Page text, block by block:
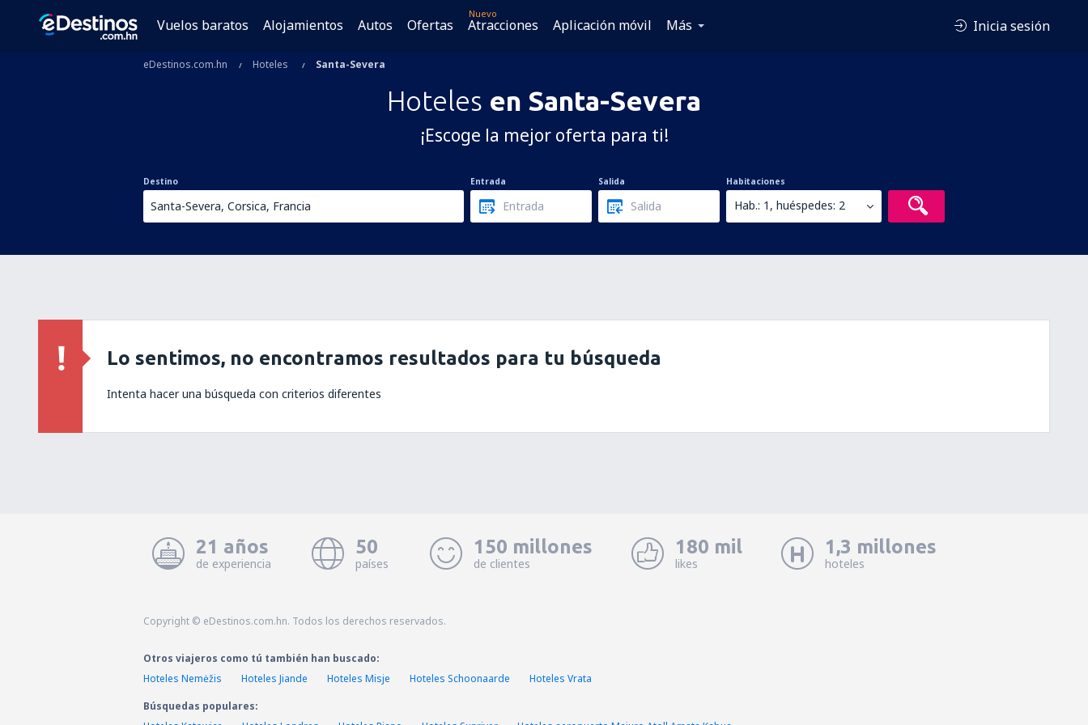
Vuelos baratos Alojamientos Autos Ofertas
Nuevo
Atracciones Aplicación móvil Más Inicia sesión
eDestinos.com.hn Hoteles Santa-Severa
Hoteles en Santa-Severa
¡Escoge la mejor oferta para ti!
Destino Entrada Salida Habitaciones
Hab.: 1, huéspedes: 2
Lo sentimos, no encontramos resultados para tu búsqueda
Intenta hacer una búsqueda con criterios diferentes
21 años
de experiencia
50
países
150 millones
de clientes
180 mil
likes
1,3 millones
hoteles
Copyright © eDestinos.com.hn. Todos los derechos reservados.
Otros viajeros como tú también han buscado:
Hoteles Nemėžis
Hoteles Jiande Hoteles Misje Hoteles Schoonaarde
Hoteles Vrata
Búsquedas populares: